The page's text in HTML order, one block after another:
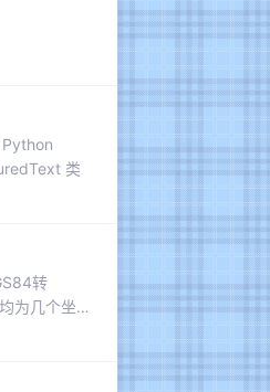
类
转
为几个坐
论：若可